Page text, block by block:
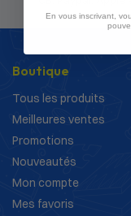
Boutique
Tous les produits
Meilleures ventes
Promotions
Nouveautés
Mon compte
Mes favoris
En vous inscrivant,